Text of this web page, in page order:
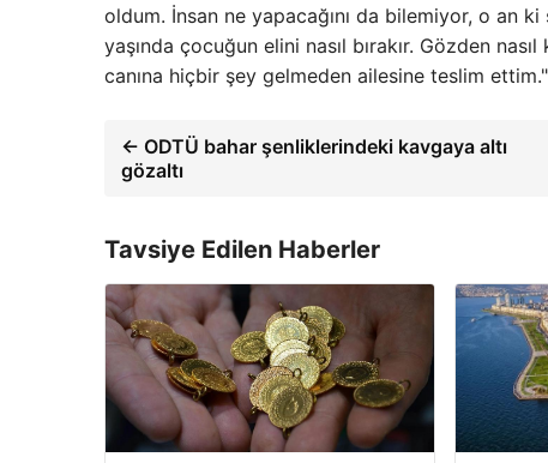
oldum. İnsan ne yapacağını da bilemiyor, o an
yaşında çocuğun elini nasıl bırakır. Gözden
canına hiçbir şey gelmeden ailesine teslim ettim."
← ODTÜ bahar şenliklerindeki kavgaya altı
gözaltı
Tavsiye Edilen Haberler